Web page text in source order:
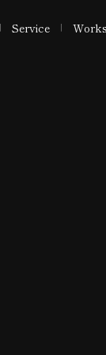
Service Works